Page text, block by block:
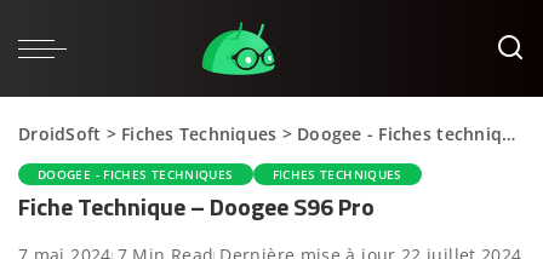
DroidSoft > Fiches Techniques > Doogee - Fiches techniques
DOOGEE - FICHES TECHNIQUES FICHES TECHNIQUES
Fiche Technique – Doogee S96 Pro